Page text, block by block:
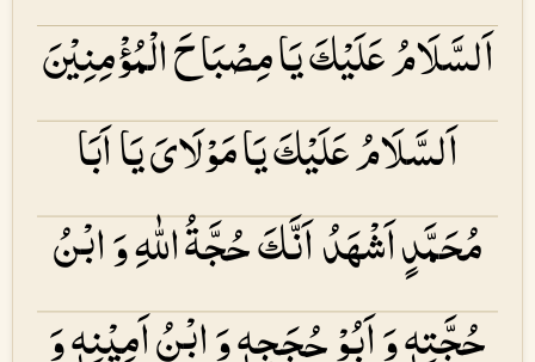
اَلسَّلَامُ عَلَیْكَ یَا مِصْبَاحَ الْمُؤْمِنِیْنَ
اَلسَّلَامُ عَلَیْكَ یَا مَوْلَایَ یَا اَبَا
مُحَمَّدٍ اَشْهَدُ اَنَّكَ حُجَّۃُ اللّٰهِ وَ ابْنُ
حُجَّتِهٖ وَ اَبُوْ حُجَجِهٖ وَ ابْنُ اَمِیْنِهٖ وَ